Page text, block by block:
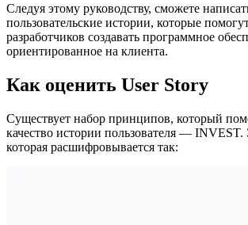
Следуя этому руководству, сможете
пользовательские истории, которые
разработчиков создавать программное
ориентированное на клиента.
Как оценить User Story
Существует набор принципов, который
качество истории пользователя — INVEST.
которая расшифровывается так: